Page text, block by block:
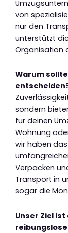
von
nur den
unterstützt
Organisation
Warum
sondern
für deinen
Wohnung
wir haben
Verpacken
Transport in
sogar die
Unser Ziel